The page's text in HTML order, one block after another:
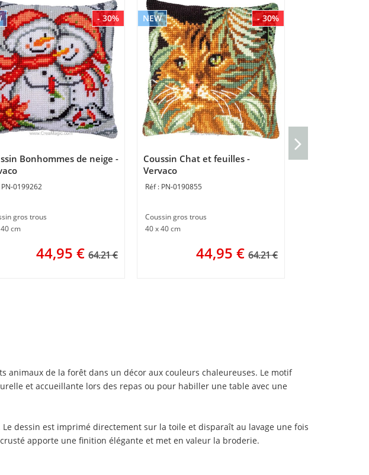
- 30%
Bonhommes de neige -
PN-0199262
gros trous
cm
44,95 € 64.21 €
- 30%
NEW
Coussin Chat et feuilles -
Vervaco
PN-0190855
Coussin gros trous
40 x 40 cm
44,95 € 64.21 €
animaux de la forêt dans un décor aux couleurs chaleureuses. Le motif
et accueillante lors des repas ou pour habiller une table avec une
dessin est imprimé directement sur la toile et disparaît au lavage une fois
apporte une finition élégante et met en valeur la broderie.